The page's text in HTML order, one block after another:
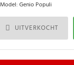
Model: Genio Populi
UITVERKOCHT